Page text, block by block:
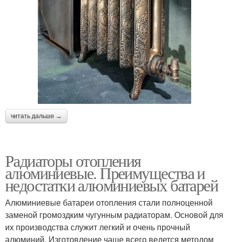
читать дальше →
Радиаторы отопления
алюминиевые. Преимущества и
недостатки алюминиевых батарей
Алюминиевые батареи отопления стали полноценной
заменой громоздким чугунным радиаторам. Основой для
их производства служит легкий и очень прочный
алюминий. Изготовление чаще всего ведется методом